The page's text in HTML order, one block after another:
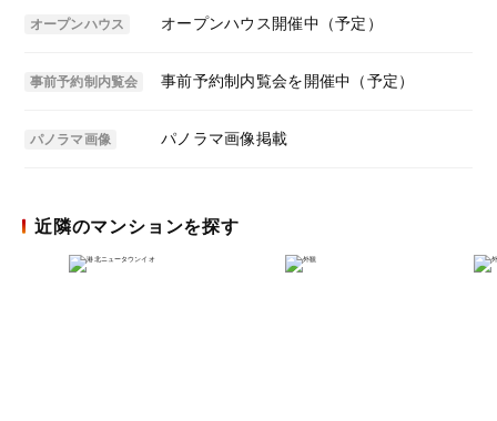
オープンハウス オープンハウス開催中（予定）
事前予約制内覧会 事前予約制内覧会を開催中（予定）
パノラマ画像 パノラマ画像掲載
近隣のマンションを探す